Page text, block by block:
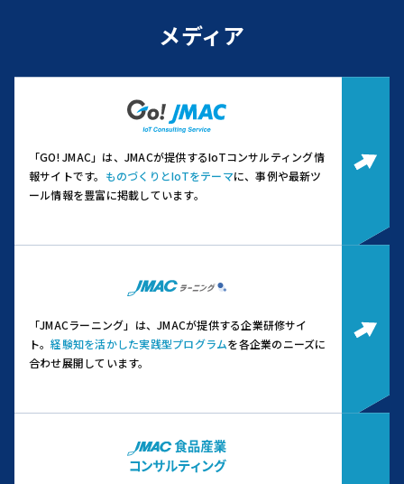
メディア
「GO! JMAC」は、JMACが提供するIoTコンサルティング情
報サイトです。 ものづくりとIoTをテーマに、事例や最新ツ
ール情報を豊富に掲載しています。
「JMACラーニング」は、JMACが提供する企業研修サイ
ト。経験知を活かした実践型プログラムを各企業のニーズに
合わせ展開しています。